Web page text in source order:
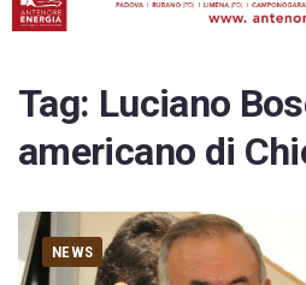
Tag: Luciano
americano di
NEWS